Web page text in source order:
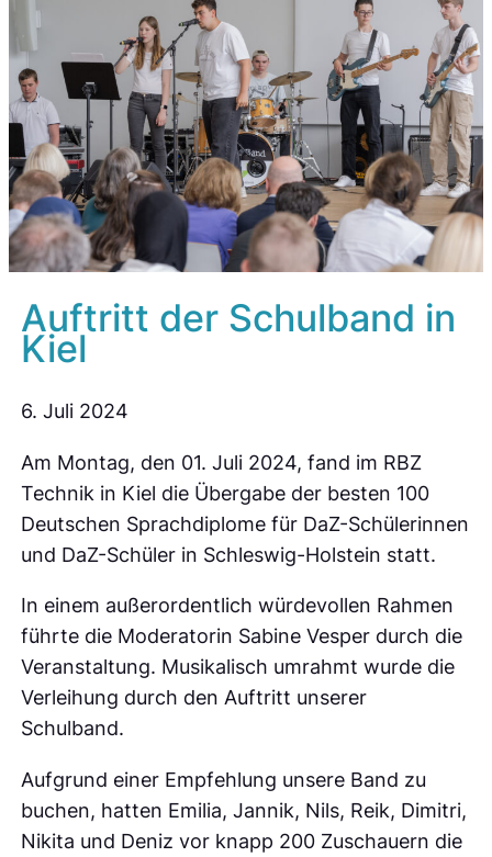
Auftritt der Schulband in
Kiel
6. Juli 2024
Am Montag, den 01. Juli 2024, fand im RBZ
Technik in Kiel die Übergabe der besten 100
Deutschen Sprachdiplome für DaZ-Schülerinnen
und DaZ-Schüler in Schleswig-Holstein statt.
In einem außerordentlich würdevollen Rahmen
führte die Moderatorin Sabine Vesper durch die
Veranstaltung. Musikalisch umrahmt wurde die
Verleihung durch den Auftritt unserer
Schulband.
Aufgrund einer Empfehlung unsere Band zu
buchen, hatten Emilia, Jannik, Nils, Reik, Dimitri,
Nikita und Deniz vor knapp 200 Zuschauern die